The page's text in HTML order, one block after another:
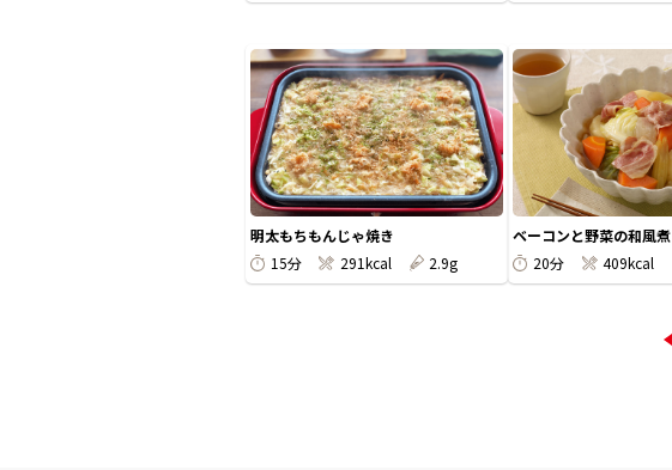
明太もちもんじゃ焼き
15分
291kcal 2.9g
ベーコンと野菜の和風煮
20分
409kcal